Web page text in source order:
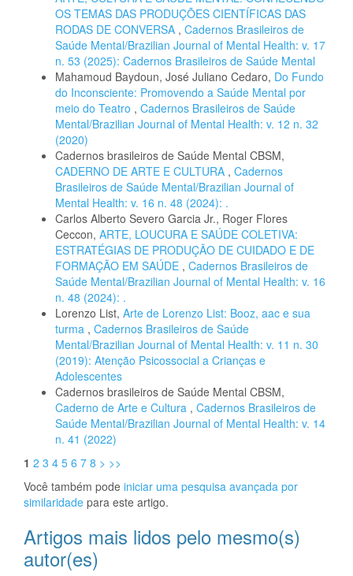
OS TEMAS DAS PRODUÇÕES CIENTÍFICAS DAS
RODAS DE CONVERSA , Cadernos Brasileiros de
Saúde Mental/Brazilian Journal of Mental Health: v. 17
n. 53 (2025): Cadernos Brasileiros de Saúde Mental
Mahamoud Baydoun, José Juliano Cedaro, Do Fundo
do Inconsciente: Promovendo a Saúde Mental por
meio do Teatro , Cadernos Brasileiros de Saúde
Mental/Brazilian Journal of Mental Health: v. 12 n. 32
(2020)
Cadernos brasileiros de Saúde Mental CBSM,
CADERNO DE ARTE E CULTURA , Cadernos
Brasileiros de Saúde Mental/Brazilian Journal of
Mental Health: v. 16 n. 48 (2024): .
Carlos Alberto Severo Garcia Jr., Roger Flores
Ceccon, ARTE, LOUCURA E SAÚDE COLETIVA:
ESTRATÉGIAS DE PRODUÇÃO DE CUIDADO E DE
FORMAÇÃO EM SAÚDE , Cadernos Brasileiros de
Saúde Mental/Brazilian Journal of Mental Health: v. 16
n. 48 (2024): .
Lorenzo List, Arte de Lorenzo List: Booz, aac e sua
turma , Cadernos Brasileiros de Saúde
Mental/Brazilian Journal of Mental Health: v. 11 n. 30
(2019): Atenção Psicossocial a Crianças e
Adolescentes
Cadernos brasileiros de Saúde Mental CBSM,
Caderno de Arte e Cultura , Cadernos Brasileiros de
Saúde Mental/Brazilian Journal of Mental Health: v. 14
n. 41 (2022)
1 2 3 4 5 6 7 8 > >>
Você também pode iniciar uma pesquisa avançada por
similaridade para este artigo.
Artigos mais lidos pelo mesmo(s)
autor(es)